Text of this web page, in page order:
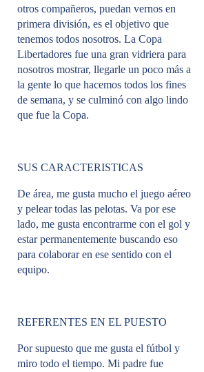
otros compañeros, puedan vernos en
primera división, es el objetivo que
tenemos todos nosotros. La Copa
Libertadores fue una gran vidriera para
nosotros mostrar, llegarle un poco más a
la gente lo que hacemos todos los fines
de semana, y se culminó con algo lindo
que fue la Copa.
SUS CARACTERISTICAS
De área, me gusta mucho el juego aéreo
y pelear todas las pelotas. Va por ese
lado, me gusta encontrarme con el gol y
estar permanentemente buscando eso
para colaborar en ese sentido con el
equipo.
REFERENTES EN EL PUESTO
Por supuesto que me gusta el fútbol y
miro todo el tiempo. Mi padre fue